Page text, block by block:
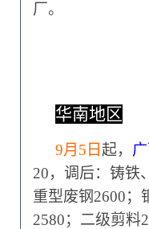
厂。
华南地区
9月5日 起，
20，调后：铸铁
重型废钢2600；
2580；二级剪料